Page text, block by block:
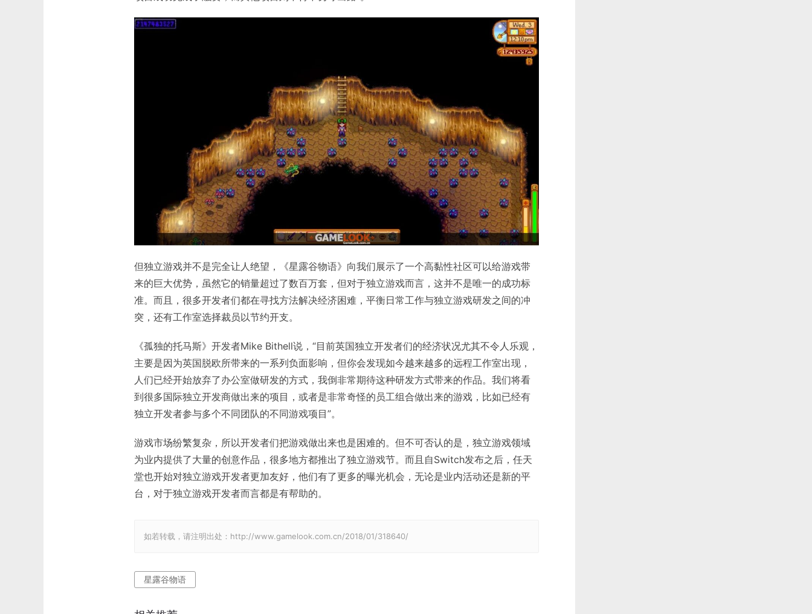
但独立游戏并不是完全让人绝望，《星露谷物语》向我们展示了一个高黏性社区可以给游戏带
来的巨大优势，虽然它的销量超过了数百万套，但对于独立游戏而言，这并不是唯一的成功标
准。而且，很多开发者们都在寻找方法解决经济困难，平衡日常工作与独立游戏研发之间的冲
突，还有工作室选择裁员以节约开支。
《孤独的托马斯》开发者Mike Bithell说，“目前英国独立开发者们的经济状况尤其不令人乐观，
主要是因为英国脱欧所带来的一系列负面影响，但你会发现如今越来越多的远程工作室出现，
人们已经开始放弃了办公室做研发的方式，我倒非常期待这种研发方式带来的作品。我们将看
到很多国际独立开发商做出来的项目，或者是非常奇怪的员工组合做出来的游戏，比如已经有
独立开发者参与多个不同团队的不同游戏项目”。
游戏市场纷繁复杂，所以开发者们把游戏做出来也是困难的。但不可否认的是，独立游戏领域
为业内提供了大量的创意作品，很多地方都推出了独立游戏节。而且自Switch发布之后，任天
堂也开始对独立游戏开发者更加友好，他们有了更多的曝光机会，无论是业内活动还是新的平
台，对于独立游戏开发者而言都是有帮助的。
如若转载，请注明出处：http://www.gamelook.com.cn/2018/01/318640/
星露谷物语